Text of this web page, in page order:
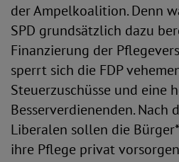
der Ampelkoalition. Denn
SPD grundsätzlich dazu
Finanzierung der
sperrt sich die FDP
Steuerzuschüsse und eine
Besserverdienenden. Nach
Liberalen sollen die
ihre Pflege privat